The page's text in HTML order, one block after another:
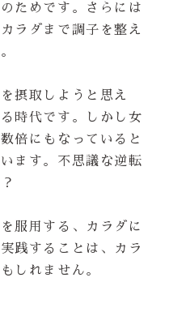
ためです。さらには
ラダまで調子を整え
摂取しようと思え
時代です。しかし女
倍にもなっていると
ます。不思議な逆転
服用する、カラダに
践することは、カラ
しれません。